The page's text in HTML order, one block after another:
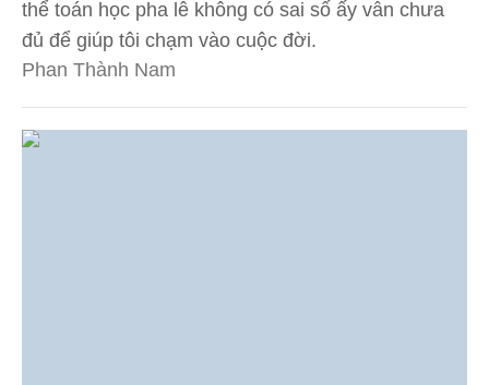
thể toán học pha lê không có sai số ấy vẫn chưa
đủ để giúp tôi chạm vào cuộc đời.
Phan Thành Nam